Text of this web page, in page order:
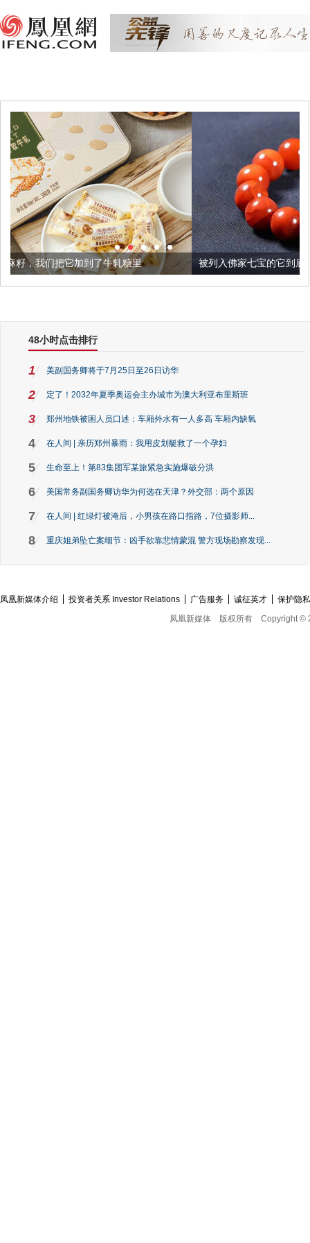
牛轧糖里 被列入佛家七宝的它到底有多美？
48小时点击排行
1 美副国务卿将于7月25日至26日访华
2 定了！2032年夏季奥运会主办城市为澳大利亚布里斯班
3 郑州地铁被困人员口述：车厢外水有一人多高 车厢内缺氧
4 在人间 | 亲历郑州暴雨：我用皮划艇救了一个孕妇
5 生命至上！第83集团军某旅紧急实施爆破分洪
6 美国常务副国务卿访华为何选在天津？外交部：两个原因
7 在人间 | 红绿灯被淹后，小男孩在路口指路，7位摄影师...
8 重庆姐弟坠亡案细节：凶手欲靠悲情蒙混 警方现场勘察发现...
凤凰新媒体介绍 投资者关系 Investor Relations 广告服务 诚征英才
保护隐
凤凰新媒体
版权所有 Copyright ©